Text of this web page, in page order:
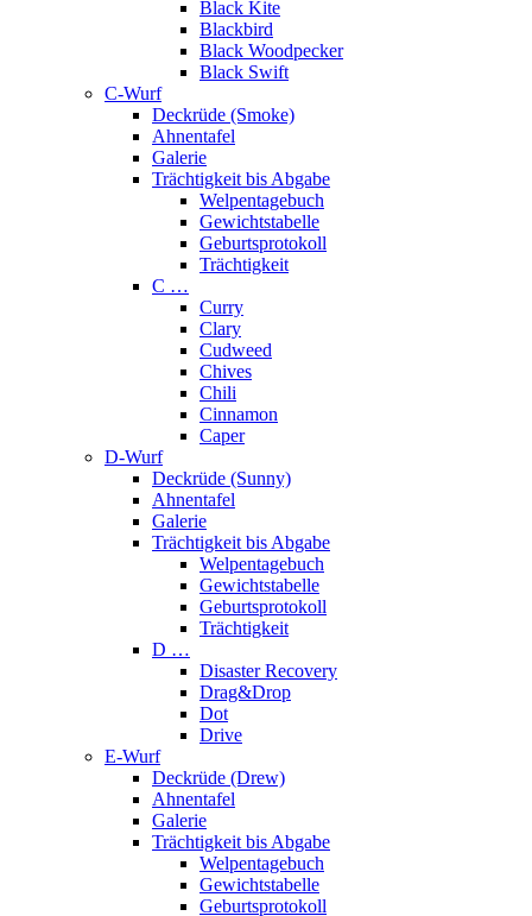
Black Kite
Blackbird
Black Woodpecker
Black Swift
C-Wurf
Deckrüde (Smoke)
Ahnentafel
Galerie
Trächtigkeit bis Abgabe
Welpentagebuch
Gewichtstabelle
Geburtsprotokoll
Trächtigkeit
C …
Curry
Clary
Cudweed
Chives
Chili
Cinnamon
Caper
D-Wurf
Deckrüde (Sunny)
Ahnentafel
Galerie
Trächtigkeit bis Abgabe
Welpentagebuch
Gewichtstabelle
Geburtsprotokoll
Trächtigkeit
D …
Disaster Recovery
Drag&Drop
Dot
Drive
E-Wurf
Deckrüde (Drew)
Ahnentafel
Galerie
Trächtigkeit bis Abgabe
Welpentagebuch
Gewichtstabelle
Geburtsprotokoll